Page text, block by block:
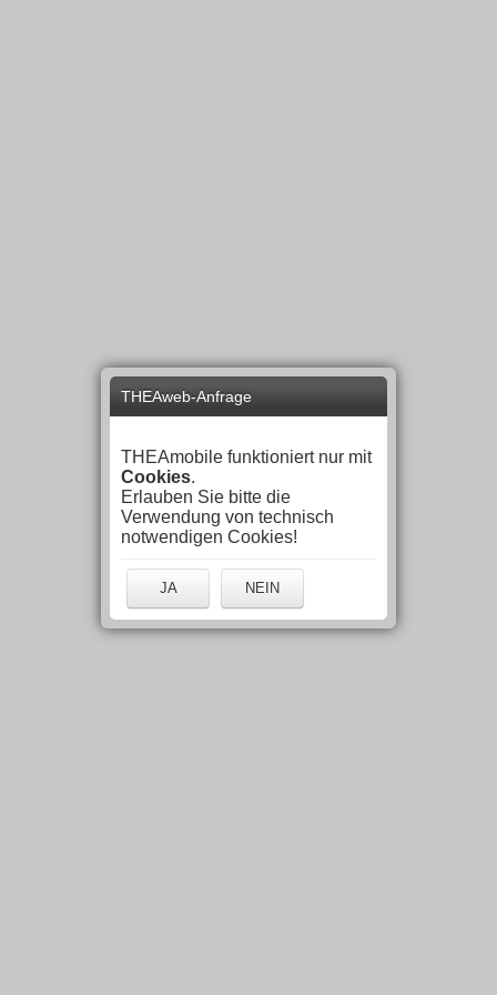
THEAweb-Anfrage
THEAmobile funktioniert nur mit
Cookies.
Erlauben Sie bitte die
Verwendung von technisch
notwendigen Cookies!
JA NEIN